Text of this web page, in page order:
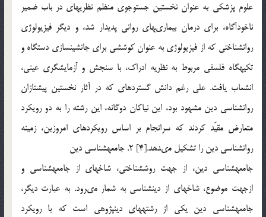
علوم پزشكى به عنوان نخستين جست‏وجوى منظم نظريه‏اى در باب ضمير
ناخودآگاه، براى درمان بيمارى‏هاى روانى پديدار شد، و ديگر فيزيولوژى
روان‏شناختى كه از فيزيولوژى به عنوان كوششى براى جانشين‏سازى دستگاه و
تكيه‏گاه فلسفى مربوط به نظريه ادراك، با سنجش و آزمايش‏گرى عينى،
انشعاب يافت. على رغم دانش گسترده‏اى كه در آثار نخستين پيشتازان
روان‏شناسى دين مشهود بود، اين نياكان دوگانه، اين رشته را به دو رويكرد
متعارض مقيّد كردند كه سرانجام بر اساس رويكردهاى امروزين، زمينه
روان‏شناسى دين را تشكيل مى‏دهد.[4] 2. جامعه‏شناسى دين
جامعه‏شناسى دين، از جهت روش‏شناختى، شاخه‏اى از جامعه‏شناسى و
ازجهت موضوع، شاخه‏اى از دين‏شناسى به شمار مى‏رود. به عبارت ديگر،
جامعه‏شناسى دين يكى از رشته‏هاى دين‏پژوهى است كه با رويكرد